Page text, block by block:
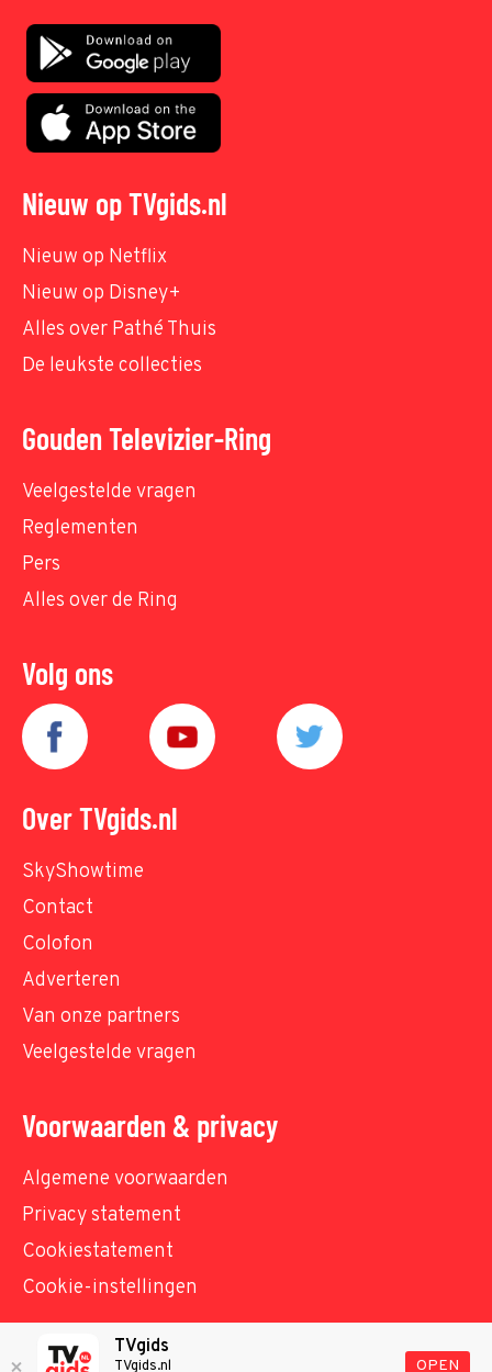
Nieuw op TVgids.nl
Nieuw op Netflix
Nieuw op Disney+
Alles over Pathé Thuis
De leukste collecties
Gouden Televizier-Ring
Veelgestelde vragen
Reglementen
Pers
Alles over de Ring
Volg ons
Over TVgids.nl
SkyShowtime
Contact
Colofon
Adverteren
Van onze partners
Veelgestelde vragen
Voorwaarden & privacy
Algemene voorwaarden
Privacy statement
Cookiestatement
Cookie-instellingen
© TVgids.nl 2026 - All rights reserved. No text and
TVgids
TVgids.nl OPEN